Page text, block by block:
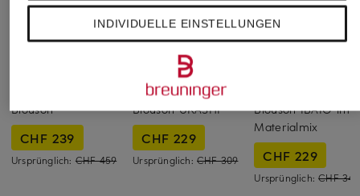
Blouson
CHF 239
Ursprünglich: CHF 459
HUGO
Blouson UKASHI
CHF 229
Ursprünglich: CHF 309
Blouson IBAIO im
Materialmix
CHF 229
Ursprünglich:CHF 349
INDIVIDUELLE EINSTELLUNGEN